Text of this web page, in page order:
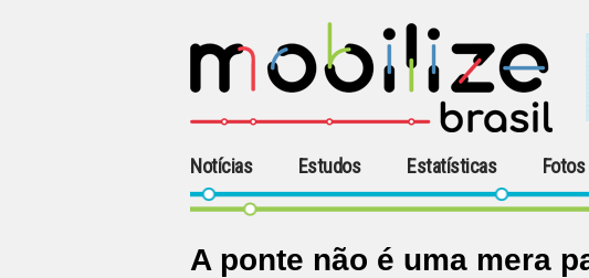
Notícias Estudos Estatísticas Fotos
A ponte não é uma mera